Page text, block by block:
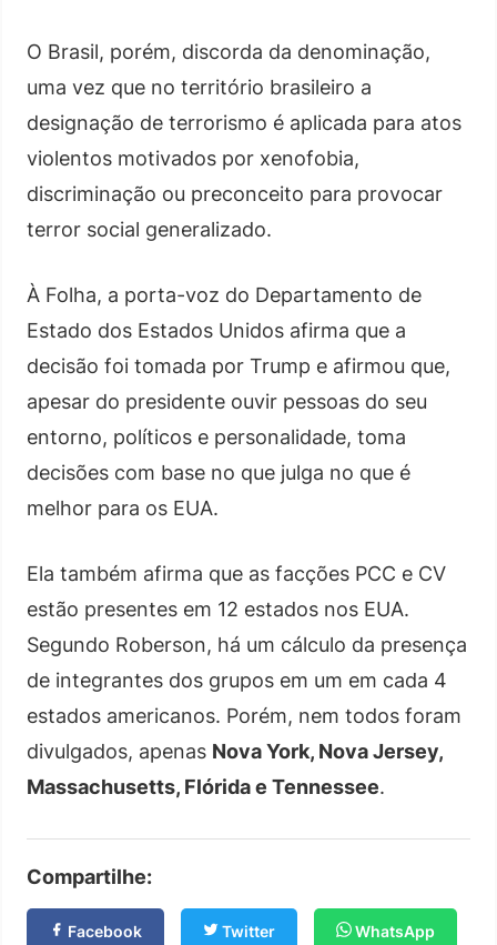
O Brasil, porém, discorda da denominação,
uma vez que no território brasileiro a
designação de terrorismo é aplicada para atos
violentos motivados por xenofobia,
discriminação ou preconceito para provocar
terror social generalizado.
À Folha, a porta-voz do Departamento de
Estado dos Estados Unidos afirma que a
decisão foi tomada por Trump e afirmou que,
apesar do presidente ouvir pessoas do seu
entorno, políticos e personalidade, toma
decisões com base no que julga no que é
melhor para os EUA.
Ela também afirma que as facções PCC e CV
estão presentes em 12 estados nos EUA.
Segundo Roberson, há um cálculo da presença
de integrantes dos grupos em um em cada 4
estados americanos. Porém, nem todos foram
divulgados, apenas Nova York, Nova Jersey,
Massachusetts, Flórida e Tennessee.
Compartilhe:
Facebook Twitter WhatsApp